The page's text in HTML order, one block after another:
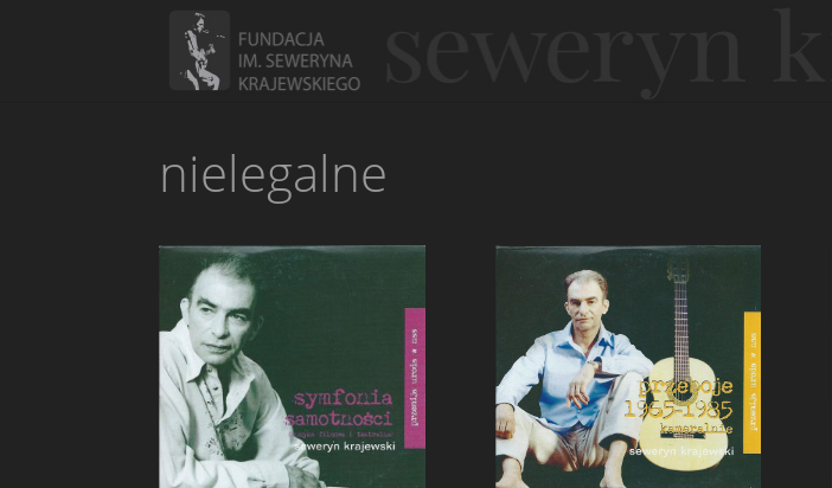
nielegalne